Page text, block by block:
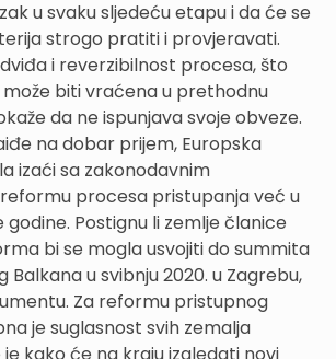
u svaku sljedeću etapu i da će se
strogo pratiti i provjeravati.
i reverzibilnost procesa, što
može biti vraćena u prethodnu
da ne ispunjava svoje obveze.
na dobar prijem, Europska
izaći sa zakonodavnim
procesa pristupanja već u
godine. Postignu li zemlje članice
bi se mogla usvojiti do summita
Balkana u svibnju 2020. u Zagrebu,
Za reformu pristupnog
je suglasnost svih zemalja